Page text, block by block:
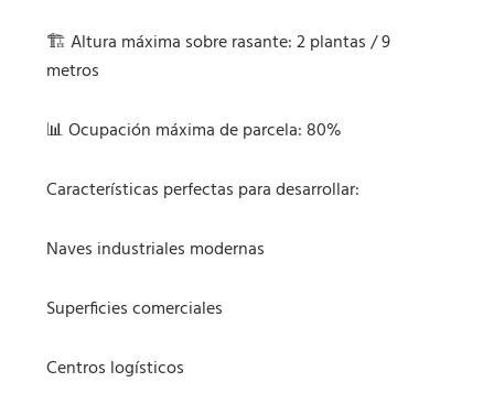
🏗️ Altura máxima sobre rasante: 2 plantas / 9
metros
📊 Ocupación máxima de parcela: 80%
Características perfectas para desarrollar:
Naves industriales modernas
Superficies comerciales
Centros logísticos